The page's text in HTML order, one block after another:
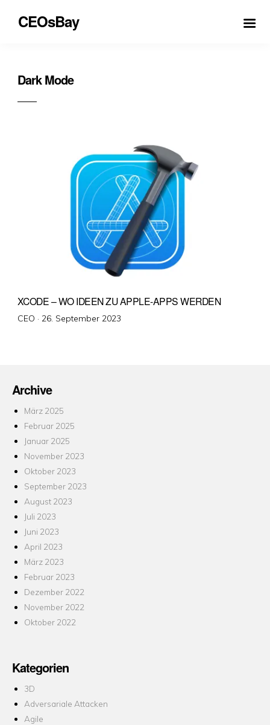
CEOsBay
Dark Mode
XCODE – WO IDEEN ZU APPLE-APPS WERDEN
CEO · Veröffentlicht
26. September 2023
Archive
März 2025
Februar 2025
Januar 2025
November 2023
Oktober 2023
September 2023
August 2023
Juli 2023
Juni 2023
April 2023
März 2023
Februar 2023
Dezember 2022
November 2022
Oktober 2022
Kategorien
3D
Adversariale Attacken
Agile